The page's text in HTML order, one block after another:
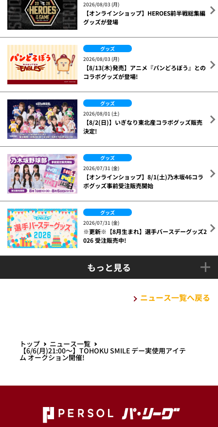
2026/08/03 (月)
【オンラインショップ】HEROES前半戦総集編
グッズが登場
グッズ
2026/08/03 (月)
【8/13(木)発売】アニメ『パンどろぼう』との
コラボグッズが登場!
グッズ
2026/08/01 (土)
【8/2(日)】いぎなり東北産コラボグッズ販売
決定!
グッズ
2026/07/31 (金)
【オンラインショップ】8/1(土)乃木坂46コラ
ボグッズ事前受注販売開始
グッズ
2026/07/31 (金)
※更新※【8月生まれ】選手バースデーグッズ2
026 受注販売中!
もっと見る
ニュース一覧へ戻る
トップ ニュース一覧
【6/6(月)21:00～】TOHOKU SMILE デー実使用アイテ
ム オークション開催!